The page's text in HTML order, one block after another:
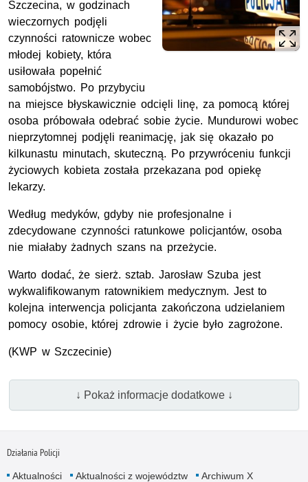
Szczecina, w godzinach
wieczornych podjęli
czynności ratownicze wobec
młodej kobiety, która
usiłowała popełnić
samobójstwo. Po przybyciu
na miejsce błyskawicznie odcięli linę, za pomocą której
osoba próbowała odebrać sobie życie. Mundurowi wobec
nieprzytomnej podjęli reanimację, jak się okazało po
kilkunastu minutach, skuteczną. Po przywróceniu funkcji
życiowych kobieta została przekazana pod opiekę
lekarzy.
Według medyków, gdyby nie profesjonalne i
zdecydowane czynności ratunkowe policjantów, osoba
nie miałaby żadnych szans na przeżycie.
Warto dodać, że sierż. sztab. Jarosław Szuba jest
wykwalifikowanym ratownikiem medycznym. Jest to
kolejna interwencja policjanta zakończona udzielaniem
pomocy osobie, której zdrowie i życie było zagrożone.
(KWP w Szczecinie)
↓ Pokaż informacje dodatkowe ↓
Działania Policji
Aktualności Aktualności z województw
Archiwum X